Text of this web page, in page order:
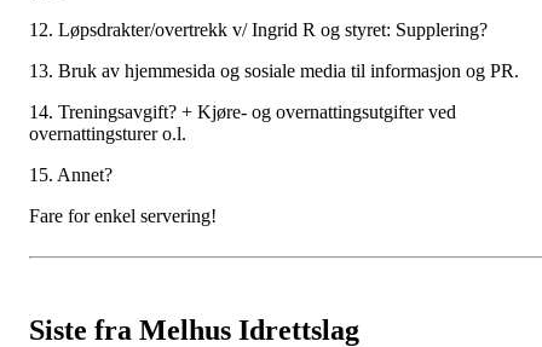
12. Løpsdrakter/overtrekk v/ Ingrid R og styret: Supplering?
13. Bruk av hjemmesida og sosiale media til informasjon og PR.
14. Treningsavgift? + Kjøre- og overnattingsutgifter ved
overnattingsturer o.l.
15. Annet?
Fare for enkel servering!
Siste fra Melhus Idrettslag